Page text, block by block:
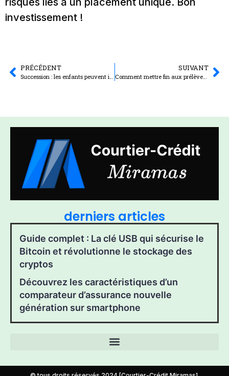
investissement !
PRÉCÉDENT
Succession : les enfants peuvent ils recevoir leur part d’héritage des le décès du premier parent ?
SUIVANT
Comment mettre fin aux prélèvements Chubb European Group Limited ?
derniers articles
Guide complet : La clé USB qui sécurise le
Bitcoin et révolutionne le stockage des
cryptos
Découvrez les caractéristiques d’un
comparateur d’assurance nouvelle
génération sur smartphone